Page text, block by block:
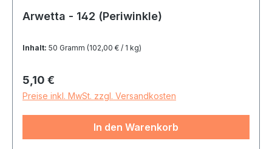
Arwetta - 142 (Periwinkle)
Inhalt: 50 Gramm (102,00 € / 1 kg)
Regulärer Preis:
5,10 €
Preise inkl. MwSt. zzgl. Versandkosten
In den Warenkorb